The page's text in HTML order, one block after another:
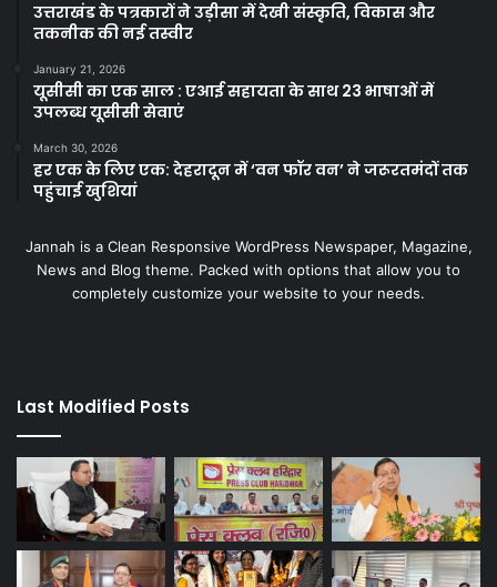
उत्तराखंड के पत्रकारों ने उड़ीसा में देखी संस्कृति, विकास और
तकनीक की नई तस्वीर
January 21, 2026
यूसीसी का एक साल : एआई सहायता के साथ 23 भाषाओं में
उपलब्ध यूसीसी सेवाएं
March 30, 2026
हर एक के लिए एक: देहरादून में ‘वन फॉर वन’ ने जरूरतमंदों तक
पहुंचाई खुशियां
Jannah is a Clean Responsive WordPress Newspaper, Magazine,
News and Blog theme. Packed with options that allow you to
completely customize your website to your needs.
Last Modified Posts